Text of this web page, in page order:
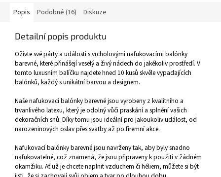
Popis Podobné (16) Diskuze
Detailní popis produktu
Oživte své párty a události s vrcholovými nafukovacími balónky
barevné, které přinášejí veselý a živý nádech do jakékoliv prostředí. V
tomto luxusním balíčku najdete hned 10 kusů skvěle vypadajících
balónků, každý s unikátní barvou a designem.
Naše nafukovací balónky barevné jsou vyrobeny z kvalitního a
trvanlivého latexu, který je odolný vůči praskání a splnění vašich
dekoračních snů. Díky tomu jsou ideální pro jakoukoliv událost, od
narozeninových oslav přes svatby až po firemní akce.
Nafukovací balónky barevné jsou navrženy tak, aby byly snadno
nafukovatelné, což znamená, že jsou připraveny k použití v žádném
okamžiku. Ať už je chcete naplnit vzduchem či héliem, můžete si být